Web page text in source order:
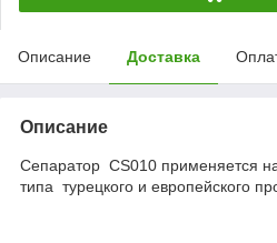
Описание Доставка
Описание
Сепаратор CS010 применяется
типа турецкого и европейского